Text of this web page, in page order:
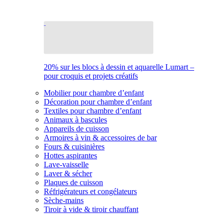
20% sur les blocs à dessin et aquarelle Lumart –
pour croquis et projets créatifs
Mobilier pour chambre d’enfant
Décoration pour chambre d’enfant
Textiles pour chambre d’enfant
Animaux à bascules
Appareils de cuisson
Armoires à vin & accessoires de bar
Fours & cuisinières
Hottes aspirantes
Lave-vaisselle
Laver & sécher
Plaques de cuisson
Réfrigérateurs et congélateurs
Sèche-mains
Tiroir à vide & tiroir chauffant